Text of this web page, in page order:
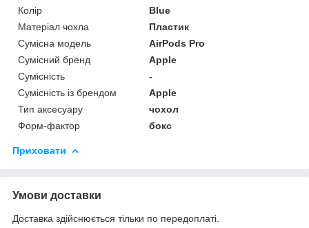
Колір
Blue
Матеріал чохла
Пластик
Сумісна модель
AirPods Pro
Сумісний бренд
Apple
Сумісність
-
Сумісність із брендом
Apple
Тип аксесуару
чохол
Форм-фактор
бокс
Приховати
Умови доставки
Доставка здійснюється тільки по передоплаті.